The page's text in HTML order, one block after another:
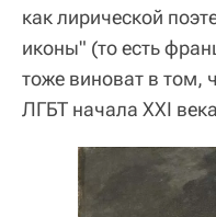
как лирической
иконы" (то есть
тоже виноват в том,
ЛГБТ начала XXI